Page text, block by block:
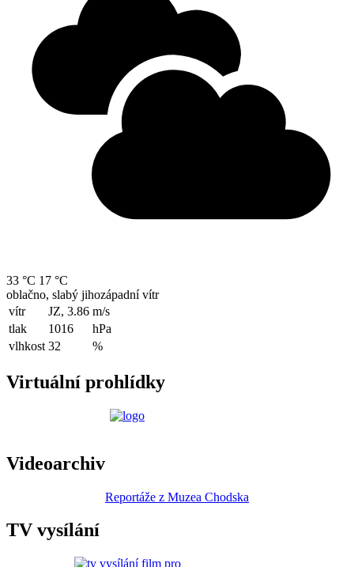
33 °C 17 °C
oblačno, slabý jihozápadní vítr
vítr
JZ, 3.86 m/s
tlak
1016
hPa
vlhkost 32 %
Virtuální prohlídky
Videoarchiv
Reportáže z Muzea Chodska
TV vysílání